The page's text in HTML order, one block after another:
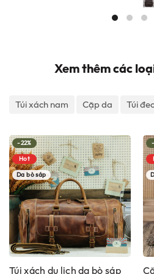
Xem thêm các
Túi xách nam Cặp da Túi
-22%
Hot
Da bò sáp
Túi xách du lịch da bò sáp